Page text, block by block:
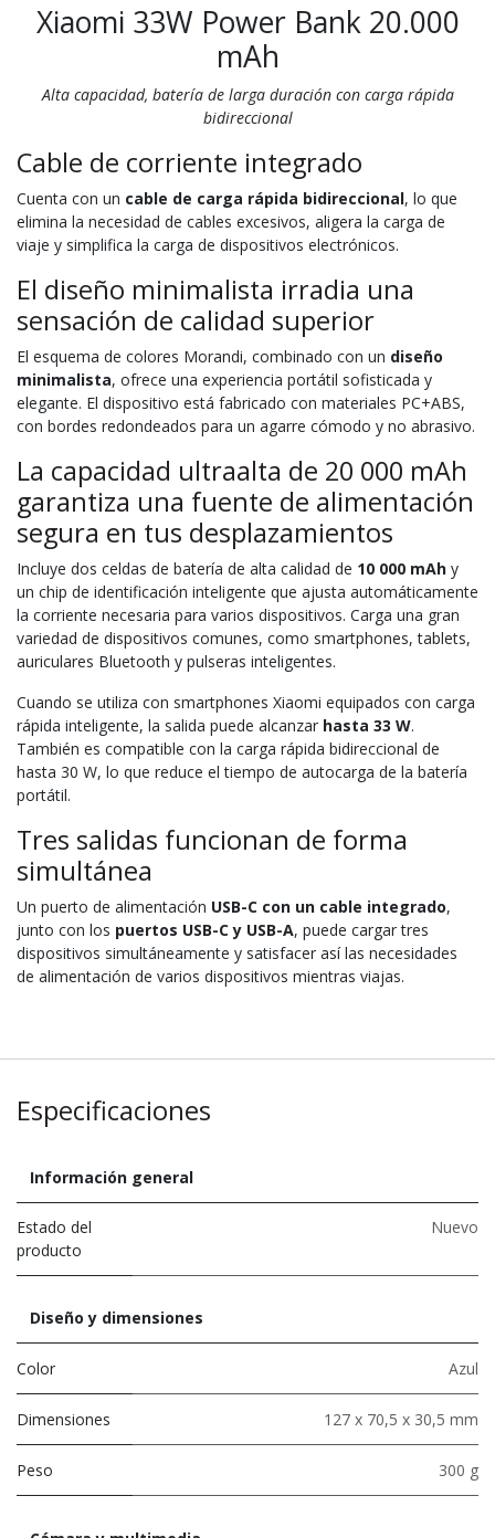
Xiaomi 33W Power Bank 20.000
mAh
Alta capacidad, batería de larga duración con carga rápida
bidireccional
Cable de corriente integrado
Cuenta con un cable de carga rápida bidireccional, lo que
elimina la necesidad de cables excesivos, aligera la carga de
viaje y simplifica la carga de dispositivos electrónicos.
El diseño minimalista irradia una
sensación de calidad superior
El esquema de colores Morandi, combinado con un diseño
minimalista, ofrece una experiencia portátil sofisticada y
elegante. El dispositivo está fabricado con materiales PC+ABS,
con bordes redondeados para un agarre cómodo y no abrasivo.
La capacidad ultraalta de 20 000 mAh
garantiza una fuente de alimentación
segura en tus desplazamientos
Incluye dos celdas de batería de alta calidad de 10 000 mAh y
un chip de identificación inteligente que ajusta automáticamente
la corriente necesaria para varios dispositivos. Carga una gran
variedad de dispositivos comunes, como smartphones, tablets,
auriculares Bluetooth y pulseras inteligentes.
Cuando se utiliza con smartphones Xiaomi equipados con carga
rápida inteligente, la salida puede alcanzar hasta 33 W.
También es compatible con la carga rápida bidireccional de
hasta 30 W, lo que reduce el tiempo de autocarga de la batería
portátil.
Tres salidas funcionan de forma
simultánea
Un puerto de alimentación USB-C con un cable integrado,
junto con los puertos USB-C y USB-A, puede cargar tres
dispositivos simultáneamente y satisfacer así las necesidades
de alimentación de varios dispositivos mientras viajas.
Especificaciones
Información general
Estado del
producto
Nuevo
Diseño y dimensiones
Color Azul
Dimensiones 127 x 70,5 x 30,5 mm
Peso 300 g